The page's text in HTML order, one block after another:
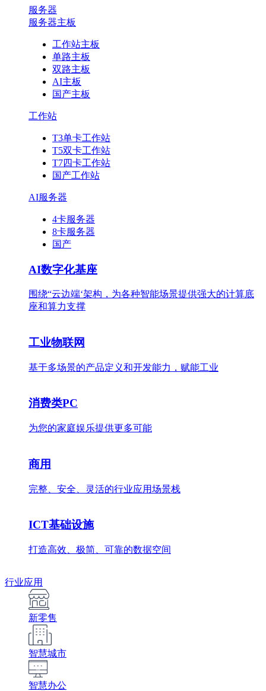
服务器
服务器主板
工作站主板
单路主板
双路主板
AI主板
国产主板
工作站
T3单卡工作站
T5双卡工作站
T7四卡工作站
国产工作站
AI服务器
4卡服务器
8卡服务器
国产
AI数字化基座
围绕“云边端‘架构，为各种智能场景提供强大的计算底
座和算力支撑
工业物联网
基于多场景的产品定义和开发能力，赋能工业
消费类PC
为您的家庭娱乐提供更多可能
商用
完整、安全、灵活的行业应用场景栈
ICT基础设施
打造高效、极简、可靠的数据空间
行业应用
新零售
智慧城市
智慧办公